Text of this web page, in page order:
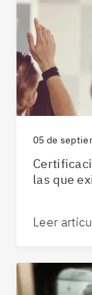
05 de
las que
Leer